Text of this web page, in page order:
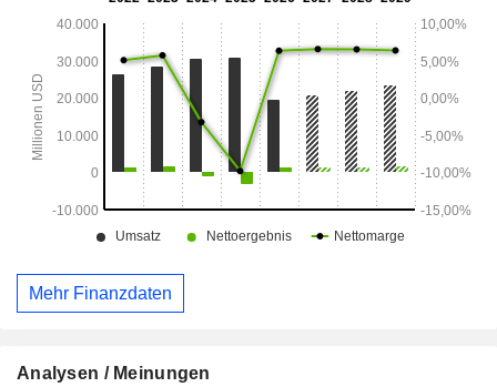
Mehr Finanzdaten
Analysen / Meinungen